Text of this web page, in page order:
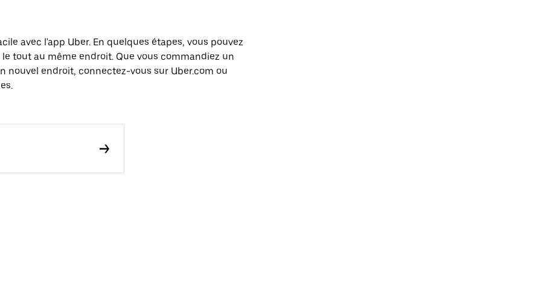
avec l'app Uber. En quelques étapes, vous pouvez
tout au même endroit. Que vous commandiez un
nouvel endroit, connectez-vous sur Uber.com ou